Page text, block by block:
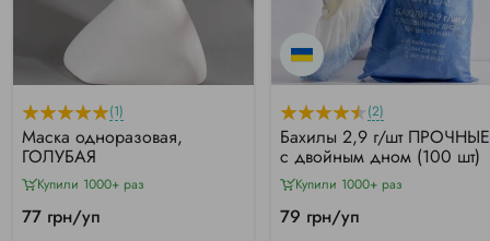
(1)
Маска одноразовая,
ГОЛУБАЯ
Купили 1000+ раз
77 грн/уп
(2)
Бахилы 2,9 г/шт ПРОЧНЫЕ
с двойным дном (100 шт)
Купили 1000+ раз
79 грн/уп